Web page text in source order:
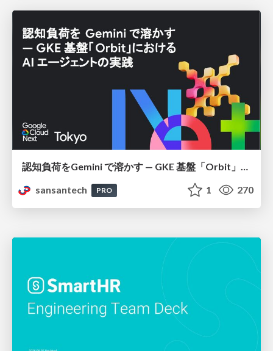
認知負荷をGemini で溶かす — GKE 基盤「Orbit」における AI エージェントの実践
sansantech
PRO 1 270